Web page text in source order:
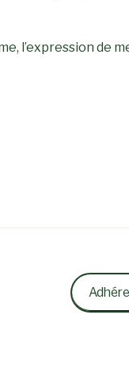
l’expression de